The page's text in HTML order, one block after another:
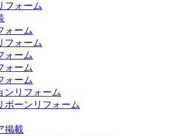
フォーム
ォーム
フォーム
ォーム
ォーム
ォーム
ンリフォーム
ボーンリフォーム
掲載